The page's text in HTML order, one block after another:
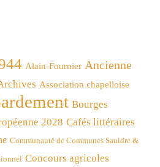
Alain-Fournier Ancienne
Association chapelloise
Bourges
2028 Cafés littéraires
Communauté de Communes Sauldre &
Concours agricoles